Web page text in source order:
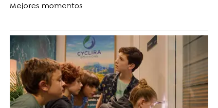
Mejores momentos